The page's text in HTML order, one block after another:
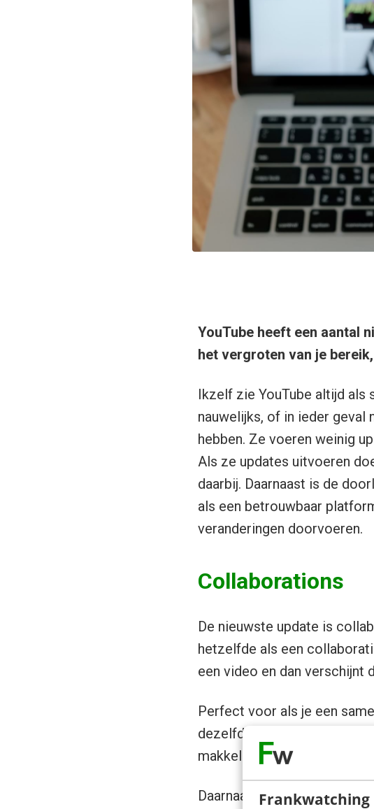
Frankwatching
YouTube heeft een aantal
het vergroten van je
Ikzelf zie YouTube altijd
nauwelijks, of in ieder geval
hebben. Ze voeren weinig
Als ze updates uitvoeren
daarbij. Daarnaast is de
als een betrouwbaar
veranderingen doorvoeren.
Collaborations
De nieuwste update is
hetzelfde als een
een video en dan verschijnt
Perfect voor als je een
dezelfde doelgroep heeft.
makkelijk vinden.
Daarnaast lost een